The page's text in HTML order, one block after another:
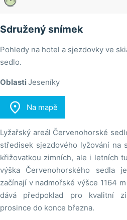
Sdružený snímek
Pohledy na hotel a sjezdovky ve
sedlo.
OblastiJeseníky
 Na mapě
Lyžařský areál Červenohorské
středisek sjezdového lyžování na
křižovatkou zimních, ale i letních
výška Červenohorského sedla
začínají v nadmořské výšce 1164
dává předpoklad pro kvalitní
prosince do konce března.